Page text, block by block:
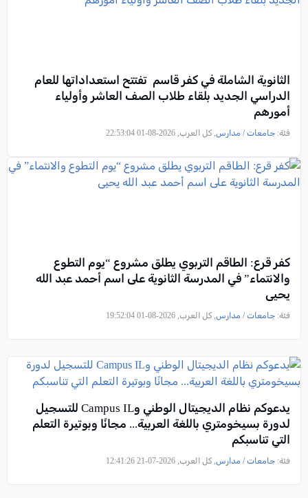
الثانوية الشاملة في كفر قاسم تفتتح استعداداتها للعام
الدراسي الجديد بلقاء طلاب الصف العاشر وأولياء
أمورهم
فئة: جامعات / مدارس , كل العرب, 2026-08-01 22:53:04
كفر قرع: الطاقم التربوي يطلق مشروع “يوم التطوع
والانتماء” في المدرسة الثانوية على اسم أحمد عبد الله
يحيى
فئة: جامعات / مدارس , كل العرب, 2026-08-01 19:52:04
يدعوكم نظام الديجيتال الوطني وCampus IL للتسجيل
لدورة بسيخومتري باللغة العربية... مجانًا وبوتيرة التعلم
التي تناسبكم
فئة: جامعات / مدارس , كل العرب, 2026-07-21 12:41:26